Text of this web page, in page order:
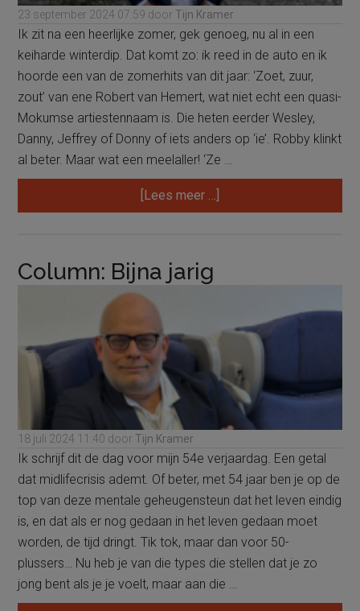
23 september 2024 07:59 door Tijn Kramer
Ik zit na een heerlijke zomer, gek genoeg, nu al in een
keiharde winterdip. Dat komt zo: ik reed in de auto en ik
hoorde een van de zomerhits van dit jaar: ‘Zoet, zuur,
zout’ van ene Robert van Hemert, wat niet echt een quasi-
Mokumse artiestennaam is. Die heten eerder Wesley,
Danny, Jeffrey of Donny of iets anders op ‘ie’. Robby klinkt
al beter. Maar wat een meelaller! ‘Ze …
[Lees meer …]
‘Zoet,
Column: Bijna jarig
18 juli 2024 11:40 door Tijn Kramer
Ik schrijf dit de dag voor mijn 54e verjaardag. Een getal
dat midlifecrisis ademt. Of beter, met 54 jaar ben je op de
top van deze mentale geheugensteun dat het leven eindig
is, en dat als er nog gedaan in het leven gedaan moet
worden, de tijd dringt. Tik tok, maar dan voor 50-
plussers… Nu heb je van die types die stellen dat je zo
jong bent als je je voelt, maar aan die …